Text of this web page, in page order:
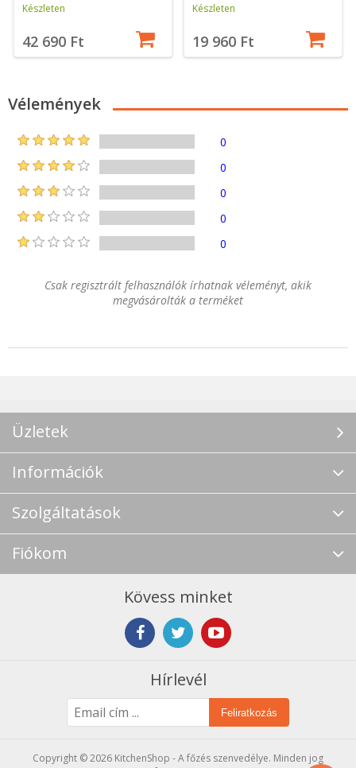
Készleten
42 690 Ft
Készleten
19 960 Ft
Vélemények
0
0
0
0
0
Csak regisztrált felhasználók írhatnak véleményt, akik
megvásárolták a terméket
Üzletek
Információk
Szolgáltatások
Fiókom
Kövess minket
Hírlevél
Feliratkozás
Copyright © 2026 KitchenShop - A főzés szenvedélye. Minden jog